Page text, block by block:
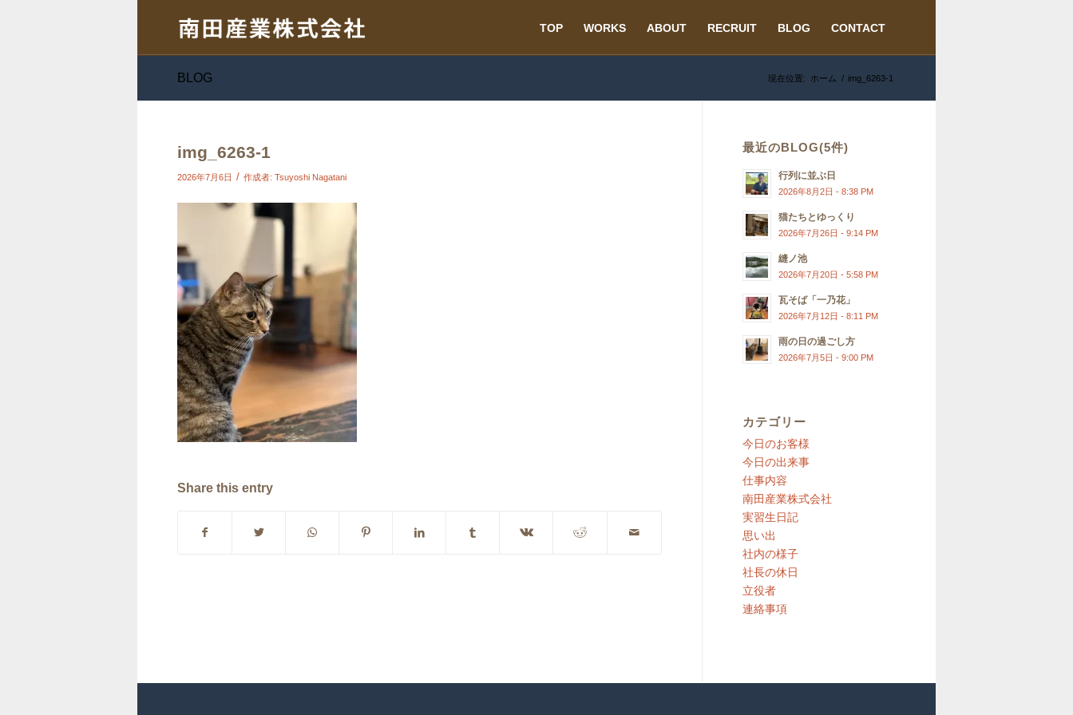
TOP WORKS ABOUT RECRUIT BLOG CONTACT
BLOG 現在位置: ホーム / img_6263-1
img_6263-1
2026年7月6日 / 作成者: Tsuyoshi Nagatani
Share this entry
最近のBLOG(5件)
行列に並ぶ日
2026年8月2日 - 8:38 PM
猫たちとゆっくり
2026年7月26日 - 9:14 PM
縫ノ池
2026年7月20日 - 5:58 PM
瓦そば「一乃花」
2026年7月12日 - 8:11 PM
雨の日の過ごし方
2026年7月5日 - 9:00 PM
カテゴリー
今日のお客様
今日の出来事
仕事内容
南田産業株式会社
実習生日記
思い出
社内の様子
社長の休日
立役者
連絡事項